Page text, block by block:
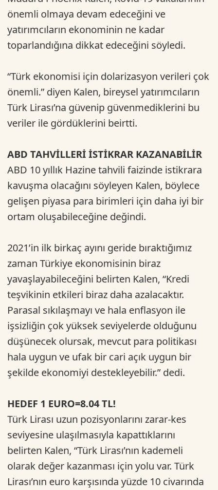
önemli olmaya devam edeceğini ve
yatırımcıların ekonominin ne kadar
toparlandığına dikkat edeceğini söyledi.
“Türk ekonomisi için dolarizasyon verileri çok
önemli.” diyen Kalen, bireysel yatırımcıların
Türk Lirası’na güvenip güvenmediklerini bu
veriler ile gördüklerini beirtti.
ABD TAHVİLLERİ İSTİKRAR KAZANABİLİR
ABD 10 yıllık Hazine tahvili faizinde istikrara
kavuşma olacağını söyleyen Kalen, böylece
gelişen piyasa para birimleri için daha iyi bir
ortam oluşabileceğine değindi.
2021’in ilk birkaç ayını geride bıraktığımız
zaman Türkiye ekonomisinin biraz
yavaşlayabileceğini belirten Kalen, “Kredi
teşvikinin etkileri biraz daha azalacaktır.
Parasal sıkılaşmayı ve hala enflasyon ile
işsizliğin çok yüksek seviyelerde olduğunu
düşünecek olursak, mevcut para politikası
hala uygun ve ufak bir cari açık uygun bir
şekilde ekonomiyi destekleyebilir.” dedi.
HEDEF 1 EURO=8.04 TL!
Türk Lirası uzun pozisyonlarını zarar-kes
seviyesine ulaşılmasıyla kapattıklarını
belirten Kalen, “Türk Lirası’nın kademeli
olarak değer kazanması için yolu var. Türk
Lirası’nın euro karşısında yüzde 10 civarında